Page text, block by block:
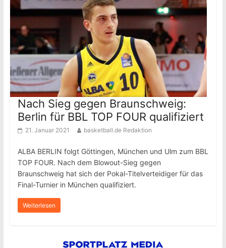
Nach Sieg gegen Braunschweig:
Berlin für BBL TOP FOUR qualifiziert
21. Januar 2021 basketball.de Redaktion
ALBA BERLIN folgt Göttingen, München und Ulm zum BBL
TOP FOUR. Nach dem Blowout-Sieg gegen
Braunschweig hat sich der Pokal-Titelverteidiger für das
Final-Turnier in München qualifiziert.
Weiterlesen